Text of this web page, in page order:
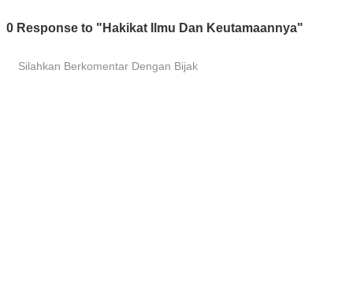
0 Response to "Hakikat Ilmu Dan Keutamaannya"
Silahkan Berkomentar Dengan Bijak